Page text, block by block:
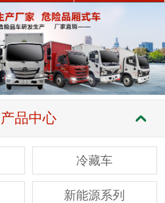
产品中心
冷藏车
新能源系列